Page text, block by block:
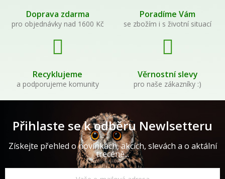
Doprava zdarma
pro objednávky nad 1600 Kč
Poradíme Vám
se zbožím i s životní situací
Recyklujeme
a podporujeme komunity
Věrnostní slevy
pro naše zákazníky :)
Přihlaste se k odběru Newlsetteru
Získejte přehled o novinkách, akcích, slevách a o aktální
trecéně...